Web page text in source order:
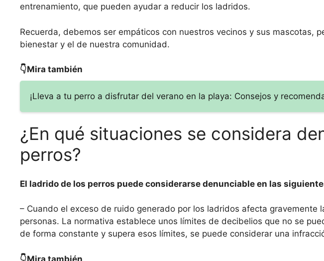
entrenamiento, que pueden ayudar a reducir los ladridos.
Recuerda, debemos ser empáticos con nuestros vecinos y sus mascotas,
bienestar y el de nuestra comunidad.
👇Mira también
¡Lleva a tu perro a disfrutar del verano en la playa: Consejos y
¿En qué situaciones se considera
perros?
El ladrido de los perros puede considerarse denunciable en las
– Cuando el exceso de ruido generado por los ladridos afecta gravemente
personas. La normativa establece unos límites de decibelios que no se
de forma constante y supera esos límites, se puede considerar una
👇Mira también